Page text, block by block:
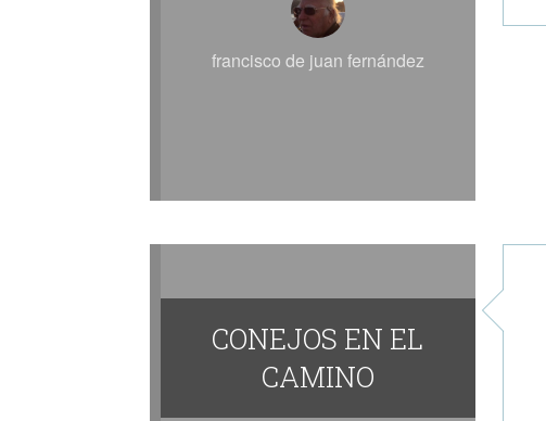
francisco de juan fernández
CONEJOS EN EL
CAMINO